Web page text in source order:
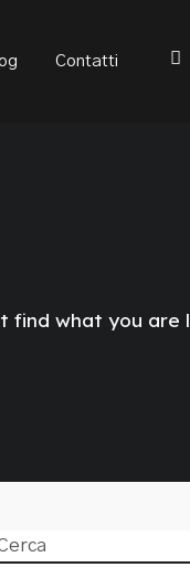
Contatti
find what you are